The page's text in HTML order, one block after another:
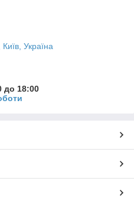
Україна
до 18:00